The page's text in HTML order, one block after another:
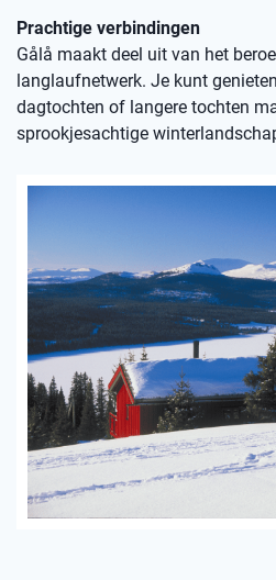
Prachtige verbindingen
Gålå maakt deel uit van het
langlaufnetwerk. Je kunt
dagtochten of langere tochten
sprookjesachtige